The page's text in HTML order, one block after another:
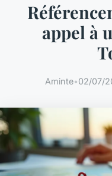
appel à
Aminte•02/07/